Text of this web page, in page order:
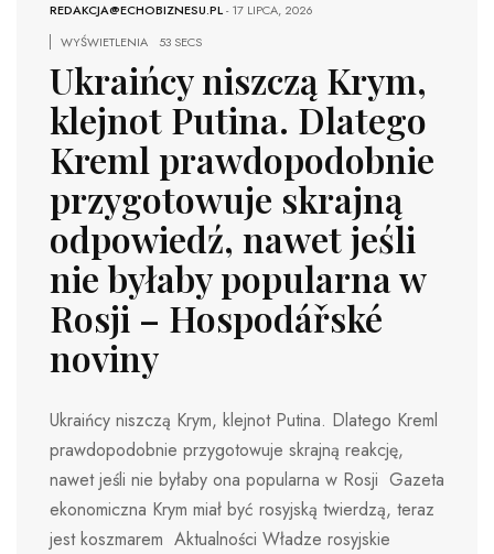
REDAKCJA@ECHOBIZNESU.PL-17 LIPCA, 2026
WYŚWIETLENIA
53 SECS
Ukraińcy niszczą Krym,
klejnot Putina. Dlatego
Kreml prawdopodobnie
przygotowuje skrajną
odpowiedź, nawet jeśli
nie byłaby popularna w
Rosji – Hospodářské
noviny
Ukraińcy niszczą Krym, klejnot Putina. Dlatego Kreml
prawdopodobnie przygotowuje skrajną reakcję,
nawet jeśli nie byłaby ona popularna w Rosji Gazeta
ekonomiczna Krym miał być rosyjską twierdzą, teraz
jest koszmarem Aktualności Władze rosyjskie